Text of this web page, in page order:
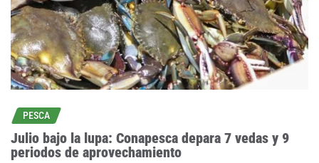
PESCA
Julio bajo la lupa: Conapesca depara 7 vedas y 9
periodos de aprovechamiento